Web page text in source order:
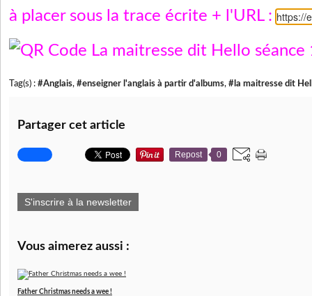
à placer sous la trace écrite + l'URL :https://
Tag(s) : #Anglais, #enseigner l'anglais à partir d'albums, #la maitresse dit
Partager cet article
Repost 0
S'inscrire à la newsletter
Vous aimerez aussi :
Father Christmas needs a wee !